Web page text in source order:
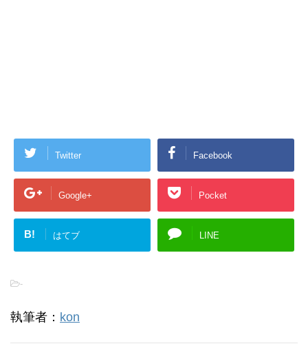
Twitter Facebook
Google+ Pocket
B! はてブ LINE
-
執筆者： kon